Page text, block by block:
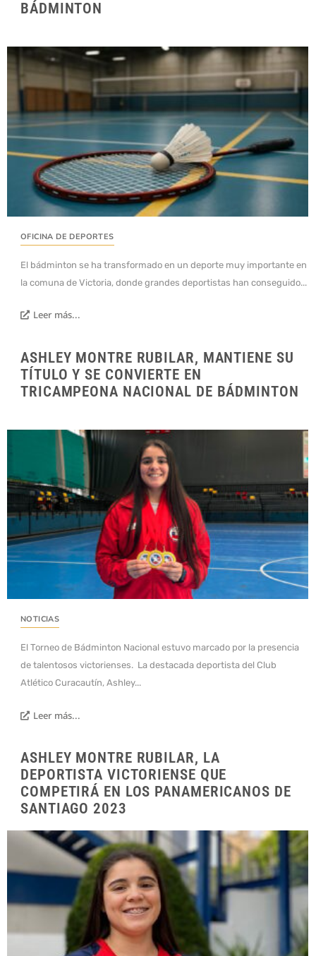
BÁDMINTON
OFICINA DE DEPORTES
El bádminton se ha transformado en un deporte muy importante en
la comuna de Victoria, donde grandes deportistas han conseguido...
Leer más...
ASHLEY MONTRE RUBILAR, MANTIENE SU
TÍTULO Y SE CONVIERTE EN
TRICAMPEONA NACIONAL DE BÁDMINTON
NOTICIAS
El Torneo de Bádminton Nacional estuvo marcado por la presencia
de talentosos victorienses. La destacada deportista del Club
Atlético Curacautín, Ashley...
Leer más...
ASHLEY MONTRE RUBILAR, LA
DEPORTISTA VICTORIENSE QUE
COMPETIRÁ EN LOS PANAMERICANOS DE
SANTIAGO 2023